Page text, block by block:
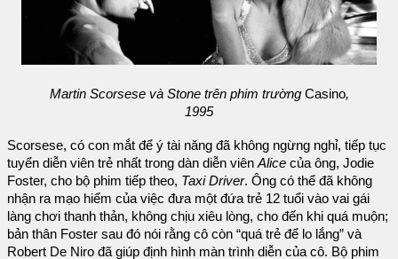
Martin Scorsese và Stone trên phim trườngCasino,
1995
Scorsese, có con mắt để ý tài năng đã không ngừng nghỉ, tiếp tục
tuyển diễn viên trẻ nhất trong dàn diễn viên Alice của ông, Jodie
Foster, cho bộ phim tiếp theo, Taxi Driver. Ông có thể đã không
nhận ra mạo hiểm của việc đưa một đứa trẻ 12 tuổi vào vai gái
làng chơi thanh thản, không chịu xiêu lòng, cho đến khi quá muộn;
bản thân Foster sau đó nói rằng cô còn “quá trẻ để lo lắng” và
Robert De Niro đã giúp định hình màn trình diễn của cô. Bộ phim